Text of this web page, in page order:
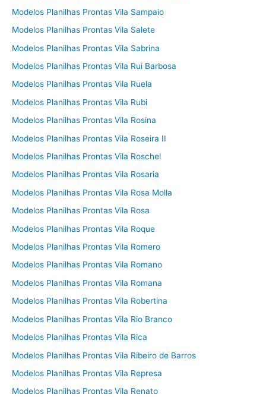
Modelos Planilhas Prontas Vila Sampaio
Modelos Planilhas Prontas Vila Salete
Modelos Planilhas Prontas Vila Sabrina
Modelos Planilhas Prontas Vila Rui Barbosa
Modelos Planilhas Prontas Vila Ruela
Modelos Planilhas Prontas Vila Rubi
Modelos Planilhas Prontas Vila Rosina
Modelos Planilhas Prontas Vila Roseira II
Modelos Planilhas Prontas Vila Roschel
Modelos Planilhas Prontas Vila Rosaria
Modelos Planilhas Prontas Vila Rosa Molla
Modelos Planilhas Prontas Vila Rosa
Modelos Planilhas Prontas Vila Roque
Modelos Planilhas Prontas Vila Romero
Modelos Planilhas Prontas Vila Romano
Modelos Planilhas Prontas Vila Romana
Modelos Planilhas Prontas Vila Robertina
Modelos Planilhas Prontas Vila Rio Branco
Modelos Planilhas Prontas Vila Rica
Modelos Planilhas Prontas Vila Ribeiro de Barros
Modelos Planilhas Prontas Vila Represa
Modelos Planilhas Prontas Vila Renato